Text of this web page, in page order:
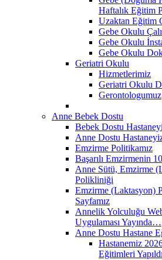
Haftalık Eğitim
Uzaktan Eğitim
Gebe Okulu
Gebe Okulu
Gebe Okulu
Geriatri Okulu
Hizmetlerimiz
Geriatri Okulu
Gerontologumuz
Anne Bebek Dostu
Bebek Dostu
Anne Dostu
Emzirme Politikamız
Başarılı Emzirmenin
Anne Sütü, Emzirme
Polikliniği
Emzirme (Laktasyon)
Sayfamız
Annelik Yolculuğu
Uygulaması Yayında…
Anne Dostu Hastane
Hastanemiz
Eğitimleri Yapıldı